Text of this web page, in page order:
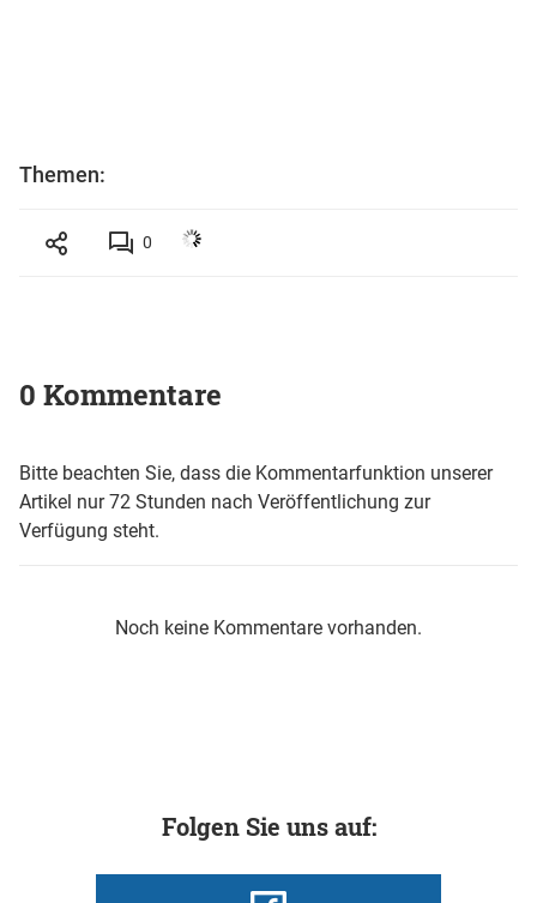
Themen:
0
0 Kommentare
Bitte beachten Sie, dass die Kommentarfunktion unserer
Artikel nur 72 Stunden nach Veröffentlichung zur
Verfügung steht.
Noch keine Kommentare vorhanden.
Folgen Sie uns auf: